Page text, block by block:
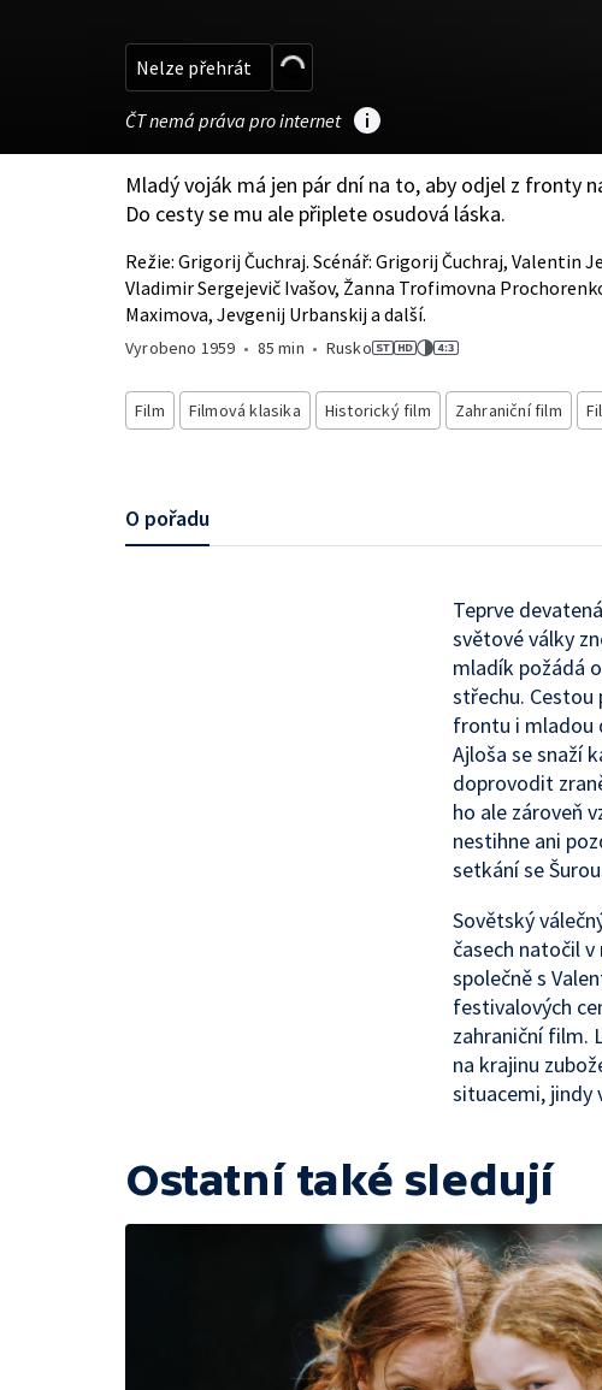
Nelze přehrát
ČT nemá práva pro internet
Mladý voják má jen pár dní na to, aby odjel z fronty
Do cesty se mu ale připlete osudová láska.
Režie: Grigorij Čuchraj. Scénář: Grigorij Čuchraj, Valentin
Vladimir Sergejevič Ivašov, Žanna Trofimovna
Maximova, Jevgenij Urbanskij a další.
Vyrobeno 1959 • 85 min • Rusko
Film Filmová klasika Historický film Zahraniční film
O pořadu
Teprve
světové války
mladík požádá
střechu.
frontu i mladou
Ajloša se snaží
doprovodit
ho ale zároveň
nestihne ani
setkání se
Sovětský
časech natočil
společně s
festivalových
zahraniční film.
na krajinu
situacemi, jindy
Ostatní také sledují